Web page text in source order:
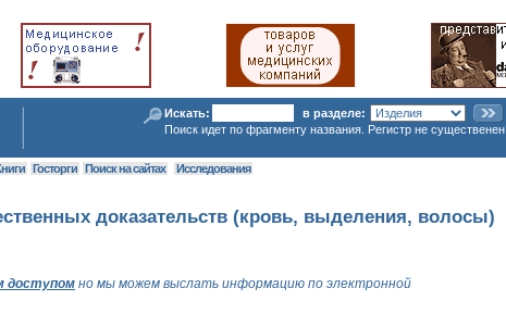
Искать:
в разделе:
Поиск идет по фрагменту названия. Регистр не существенен.
Госторги Поиск на сайтах Исследования
доказательств (кровь, выделения, волосы)
доступом но мы можем выслать информацию по электронной